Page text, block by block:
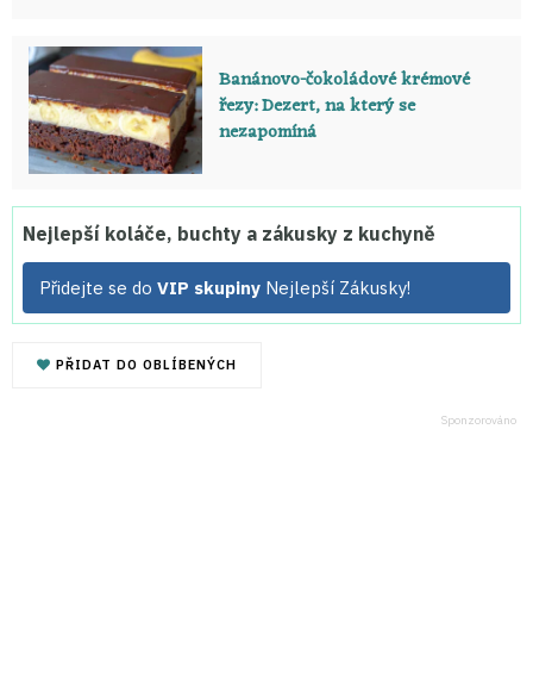
Banánovo-čokoládové krémové
řezy: Dezert, na který se
nezapomíná
Nejlepší koláče, buchty a zákusky z kuchyně
Přidejte se do VIP skupiny Nejlepší Zákusky!
PŘIDAT DO OBLÍBENÝCH